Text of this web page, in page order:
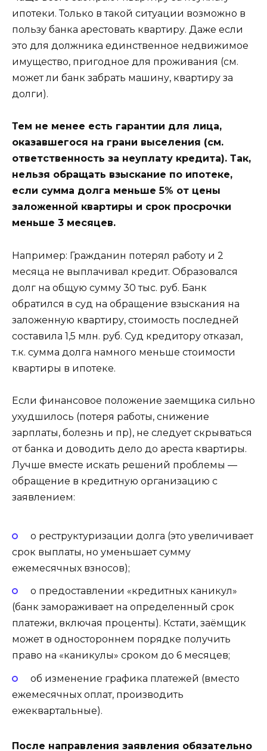
ипотеки. Только в такой ситуации возможно в
пользу банка арестовать квартиру. Даже если
это для должника единственное недвижимое
имущество, пригодное для проживания (см.
может ли банк забрать машину, квартиру за
долги).
Тем не менее есть гарантии для лица,
оказавшегося на грани выселения (см.
ответственность за неуплату кредита). Так,
нельзя обращать взыскание по ипотеке,
если сумма долга меньше 5% от цены
заложенной квартиры и срок просрочки
меньше 3 месяцев.
Например: Гражданин потерял работу и 2
месяца не выплачивал кредит. Образовался
долг на общую сумму 30 тыс. руб. Банк
обратился в суд на обращение взыскания на
заложенную квартиру, стоимость последней
составила 1,5 млн. руб. Суд кредитору отказал,
т.к. сумма долга намного меньше стоимости
квартиры в ипотеке.
Если финансовое положение заемщика сильно
ухудшилось (потеря работы, снижение
зарплаты, болезнь и пр), не следует скрываться
от банка и доводить дело до ареста квартиры.
Лучше вместе искать решений проблемы —
обращение в кредитную организацию с
заявлением:
о реструктуризации долга (это увеличивает
срок выплаты, но уменьшает сумму
ежемесячных взносов);
о предоставлении «кредитных каникул»
(банк замораживает на определенный срок
платежи, включая проценты). Кстати, заёмщик
может в одностороннем порядке получить
право на «каникулы» сроком до 6 месяцев;
об изменение графика платежей (вместо
ежемесячных оплат, производить
ежеквартальные).
После направления заявления обязательно